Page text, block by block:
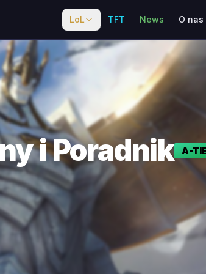
LoL TFT News O nas
i Poradnik A-